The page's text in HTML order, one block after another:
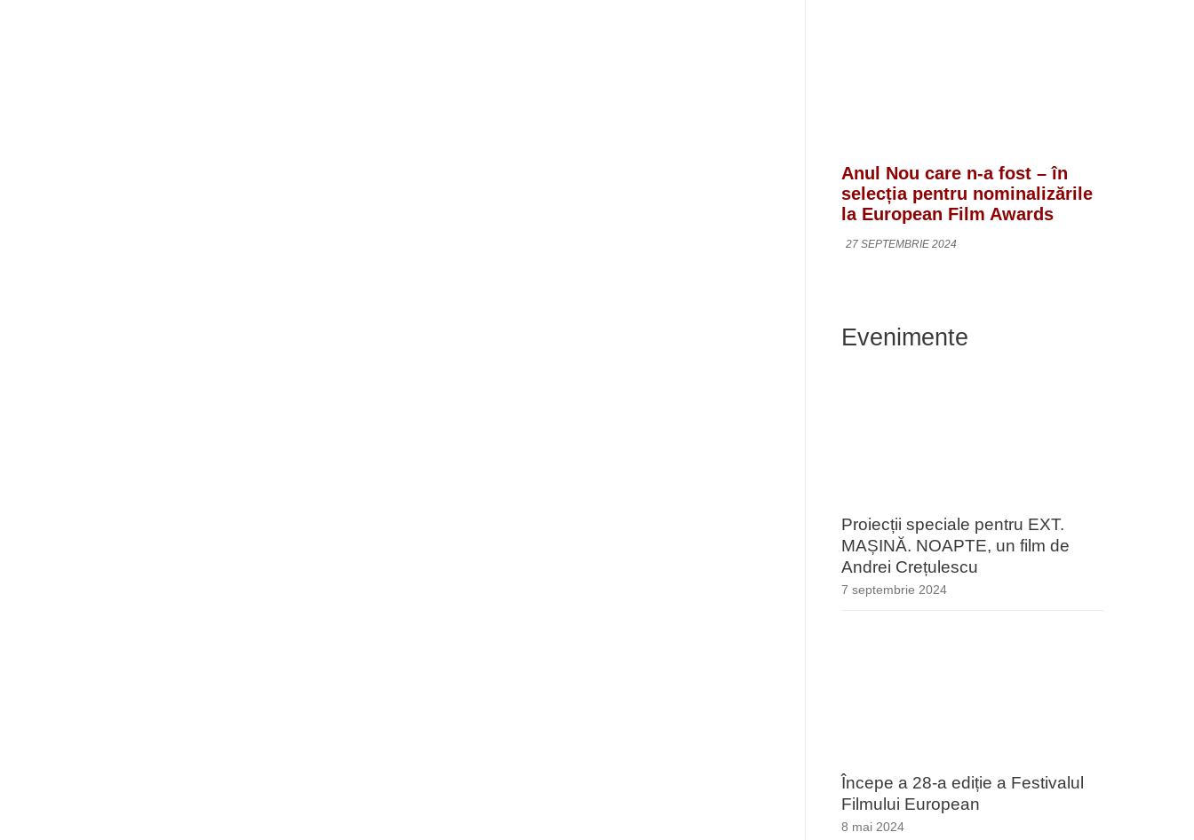
Anul Nou care n-a fost – în
selecția pentru nominalizările
la European Film Awards
27 SEPTEMBRIE 2024
Evenimente
Proiecții speciale pentru EXT.
MAȘINĂ. NOAPTE, un film de
Andrei Crețulescu
7 septembrie 2024
Începe a 28-a ediție a Festivalul
Filmului European
8 mai 2024